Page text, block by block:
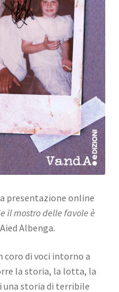
presentazione online
il mostro delle favole è
Albenga.
coro di voci intorno a
la storia, la lotta, la
una storia di terribile